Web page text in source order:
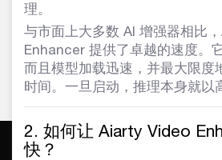
理。
与市面上大多数 AI 增强器相比
Enhancer 提供了卓越的速度。
而且模型加载迅速，并最大限度
时间。一旦启动，推理本身就以
2. 如何让 Aiarty Video
快？